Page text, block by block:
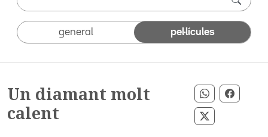
general pel·lícules
Un diamant molt
calent
Compartir
Compartir